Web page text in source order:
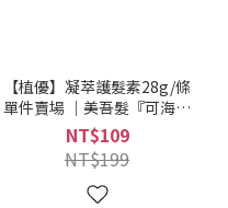
【植優】凝萃護髮素28g/條
單件賣場 ｜美吾髮『可海外
配送』【護髮素推薦/染後護
髮/染髮護髮】
NT$109
NT$199